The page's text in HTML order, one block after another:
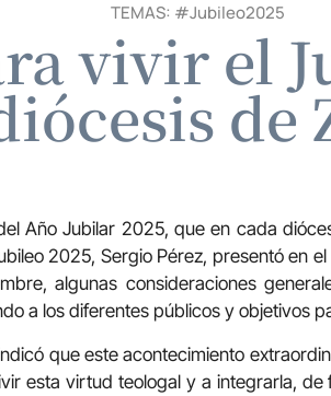
TEMAS: #Jubileo2025
vivir el
de
Año Jubilar 2025, que en cada
2025, Sergio Pérez, presentó en
algunas consideraciones
a los diferentes públicos y objetivos
que este acontecimiento
esta virtud teologal y a integrarla,